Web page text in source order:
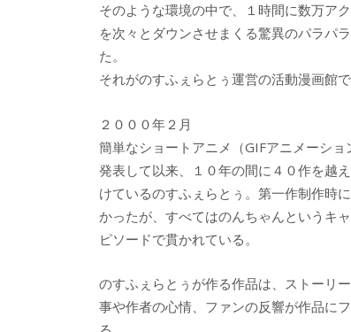
そのような環境の中で、１時間に数万ア
を次々とダウンさせまくる驚異のパラパ
た。
それがのすふぇらとぅ運営の活動漫画館で
２０００年２月
簡単なショートアニメ（GIFアニメーシ
発表して以来、１０年の間に４０作を越
けているのすふぇらとぅ。第一作制作時
かったが、すべてはのんちゃんというキ
ピソードで貫かれている。
のすふぇらとぅが作る作品は、ストーリ
事や作者の心情、ファンの反響が作品に